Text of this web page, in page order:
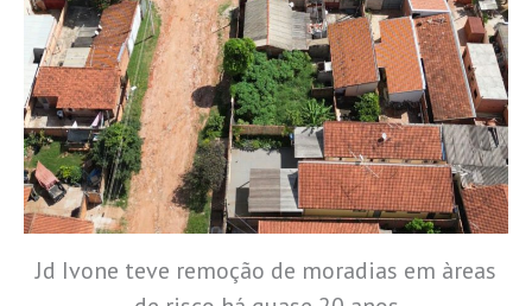
Jd Ivone teve remoção de moradias em àreas